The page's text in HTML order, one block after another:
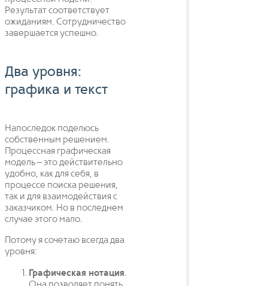
Результат соответствует
ожиданиям. Сотрудничество
завершается успешно.
Два уровня:
графика и текст
Напоследок поделюсь
собственным решением.
Процессная графическая
модель – это действительно
удобно, как для себя, в
процессе поиска решения,
так и для взаимодействия с
заказчиком. Но в последнем
случае этого мало.
Потому я сочетаю всегда два
уровня:
Графическая нотация.